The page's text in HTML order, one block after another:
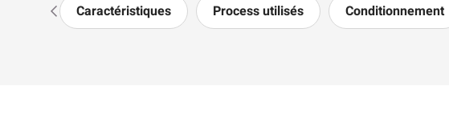
Caractéristiques Process utilisés Conditionnement